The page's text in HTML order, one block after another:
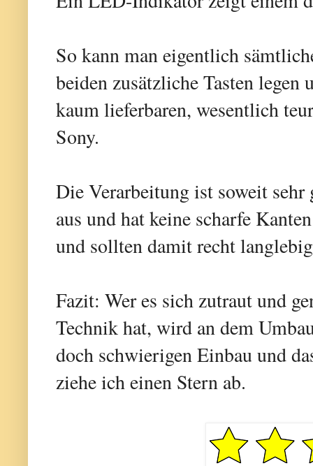
So kann man eigentlich
beiden zusätzliche Tasten
kaum lieferbaren, wesentlich
Sony.
Die Verarbeitung ist soweit
aus und hat keine scharfe
und sollten damit recht
Fazit: Wer es sich zutraut und
Technik hat, wird an dem
doch schwierigen Einbau und
ziehe ich einen Stern ab.